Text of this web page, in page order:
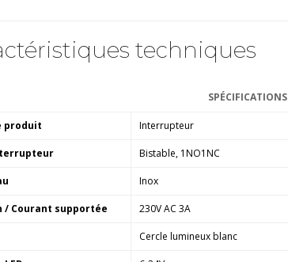
DA-S250NC
CA30
4 Voies pour...
159,99 €
techniques
SPÉCIFICATIONS
produit Interrupteur
Bistable, 1NO1NC
Inox
/ Courant supportée 230V AC 3A
Cercle lumineux blanc